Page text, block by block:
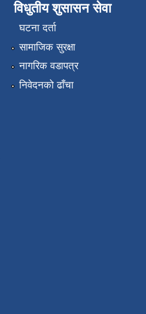
विधुतीय शुसासन सेवा
घटना दर्ता
सामाजिक सुरक्षा
नागरिक वडापत्र
निवेदनको ढाँचा